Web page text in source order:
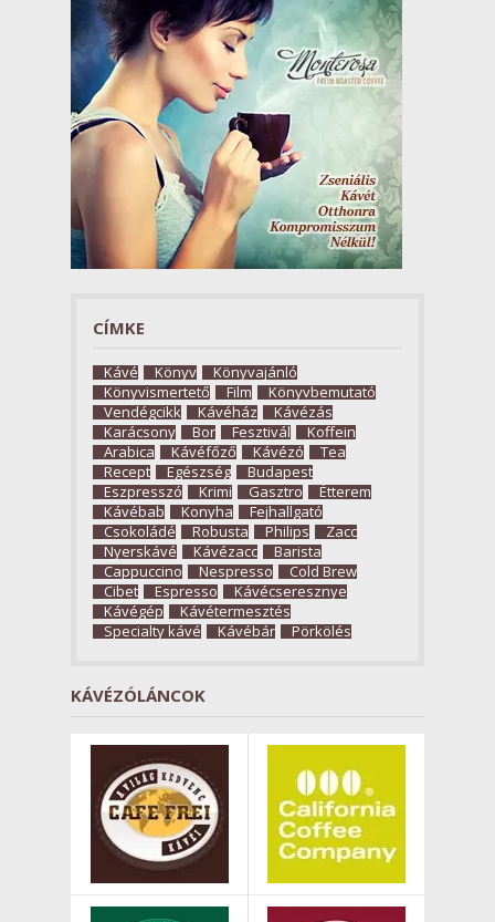
CÍMKE
Kávé Könyv
Könyvajánló
Könyvismertető
Film
Könyvbemutató
Vendégcikk
Kávéház
Kávézás
Karácsony
Bor Fesztivál
Koffein
Arabica
Kávéfőző Kávézó
Tea
Recept
Egészség
Budapest
Eszpresszó
Krimi Gasztro
Étterem
Kávébab
Konyha
Fejhallgató
Csokoládé
Robusta Philips
Zacc
Nyerskávé
Kávézacc
Barista
Cappuccino
Nespresso
Cold Brew
Cibet
Espresso
Kávécseresznye
Kávégép
Kávétermesztés
Specialty kávé
Kávébár Pörkölés
KÁVÉZÓLÁNCOK